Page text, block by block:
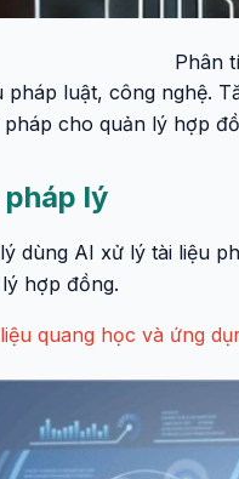
Phân
pháp luật, công nghệ.
pháp cho quản lý hợp
lý
dùng AI xử lý tài liệu
hợp đồng.
quang học và ứng